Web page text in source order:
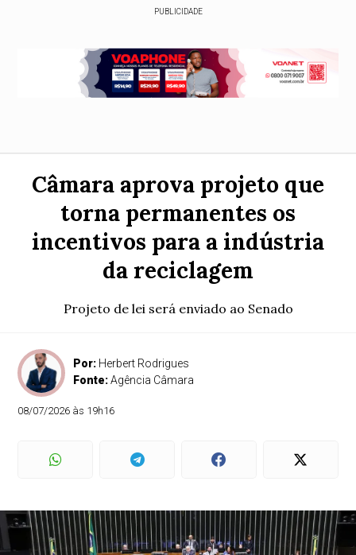
PUBLICIDADE
Câmara aprova projeto que
torna permanentes os
incentivos para a indústria
da reciclagem
Projeto de lei será enviado ao Senado
Por: Herbert Rodrigues
Fonte:Agência Câmara
08/07/2026 às 19h16